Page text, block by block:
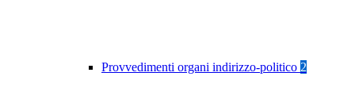
Provvedimenti organi indirizzo-politico 2